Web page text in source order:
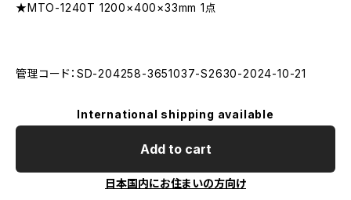
★MTO-1240T 1200×400×33mm 1点
管理コード：SD-204258-3651037-S2630-2024-10-21
International shipping available
Add to cart
日本国内にお住まいの方向け